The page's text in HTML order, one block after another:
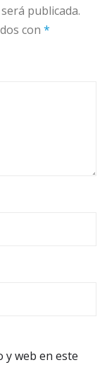
publicada.
con *
y web en este